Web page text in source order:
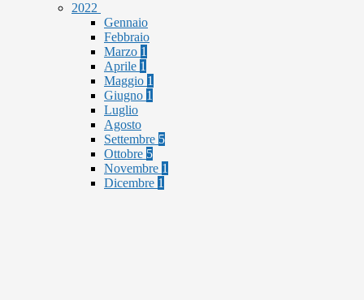
2022
Gennaio
Febbraio
Marzo 1
Aprile 1
Maggio 1
Giugno 1
Luglio
Agosto
Settembre 5
Ottobre 5
Novembre 1
Dicembre 1